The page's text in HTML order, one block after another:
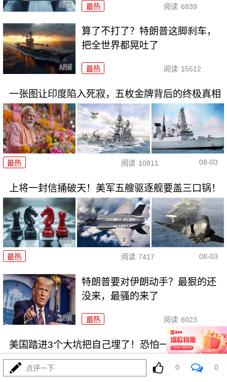
最热 阅读 6839
算了不打了？特朗普这脚刹车，
把全世界都晃吐了
最热 阅读 15512
一张图让印度陷入死寂，五枚金牌背后的终极真相
最热 阅读 10811 08-03
上将一封信捅破天！美军五艘驱逐舰要盖三口锅！
最热 阅读 7417 08-03
特朗普要对伊朗动手？最狠的还
没来，最骚的来了
最热 阅读 6023
美国踏进3个大坑把自己埋了！恐怕一个都爬不出
点评一下 0 0